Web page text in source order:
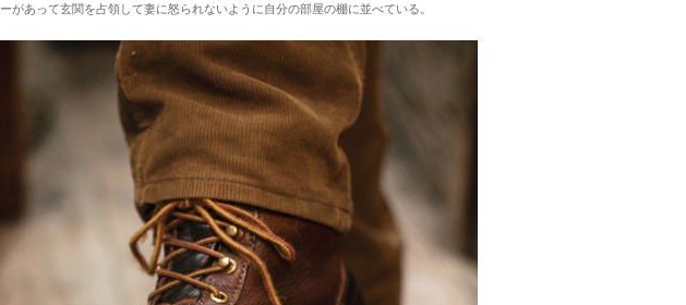
ーがあって玄関を占領して妻に怒られないように自分の部屋の棚に並べている。